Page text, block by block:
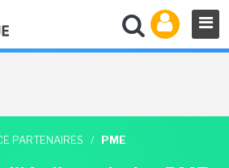
PARTENAIRES / PME